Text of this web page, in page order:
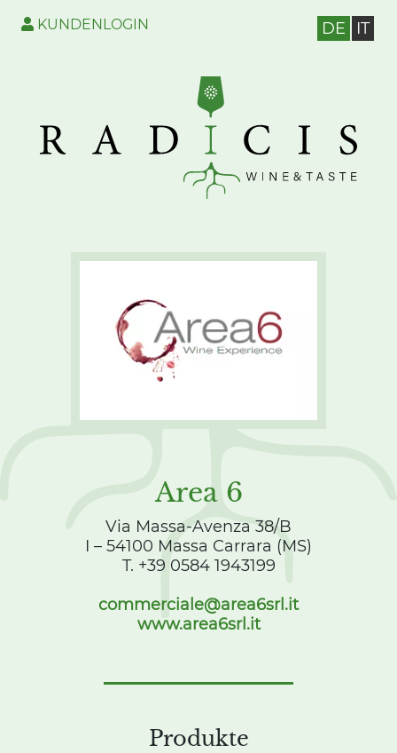
KUNDENLOGIN DE IT
Area 6
Via Massa-Avenza 38/B
I – 54100 Massa Carrara (MS)
T. +39 0584 1943199
commerciale@area6srl.it
www.area6srl.it
Produkte